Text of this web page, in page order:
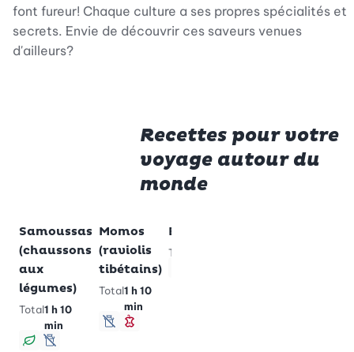
font fureur! Chaque culture a ses propres spécialités et
secrets. Envie de découvrir ces saveurs venues
d'ailleurs?
Recettes pour votre
voyage autour du
monde
Ajouter à vos recettes préférées
Samoussas
(chaussons
aux
légumes)
Total1 h 10
min
Ajouter à vos recettes préférées
Momos
(raviolis
tibétains)
Total1 h 10
min
sans lactose
Minceur
Empanadas
Total